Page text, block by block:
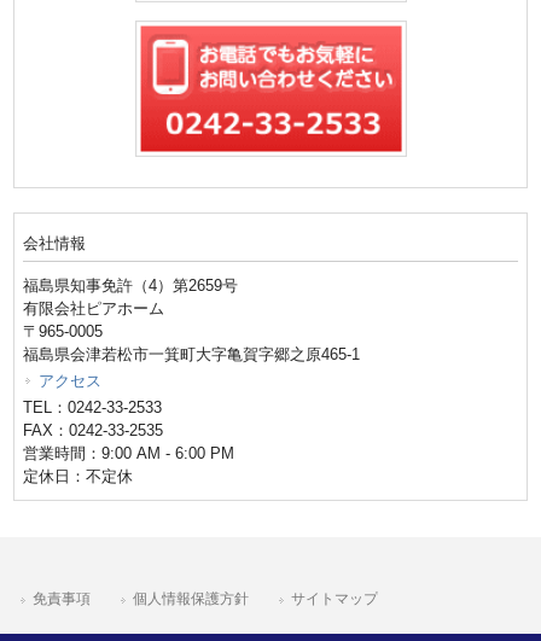
会社情報
福島県知事免許（4）第2659号
有限会社ピアホーム
〒965-0005
福島県会津若松市一箕町大字亀賀字郷之原465-1
アクセス
TEL：0242-33-2533
FAX：0242-33-2535
営業時間：9:00 AM - 6:00 PM
定休日：不定休
免責事項 個人情報保護方針 サイトマップ